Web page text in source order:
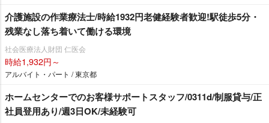
介護施設の作業療法士/時給1932円老健経験者歓迎!駅徒歩5分・
残業なし落ち着いて働ける環境
社会医療法人財団 仁医会
時給1,932円～
アルバイト・パート / 東京都
ホームセンターでのお客様サポートスタッフ/0311d/制服貸与/正
社員登用あり/週3日OK/未経験可